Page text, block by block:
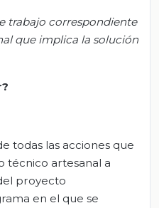
trabajo correspondiente
que implica la solución
todas las acciones que
técnico artesanal a
proyecto
en el que se